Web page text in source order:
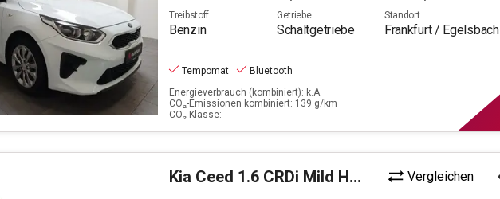
Treibstoff
Benzin
Getriebe
Schaltgetriebe
Standort
Frankfurt / Egelsbach
Tempomat
Bluetooth
Energieverbrauch (kombiniert): k.A.
CO₂-Emissionen kombiniert: 139 g/km
CO₂-Klasse:
Kia Ceed 1.6 CRDi Mild Hybrid Vision (EURO 6d) Vergleichen